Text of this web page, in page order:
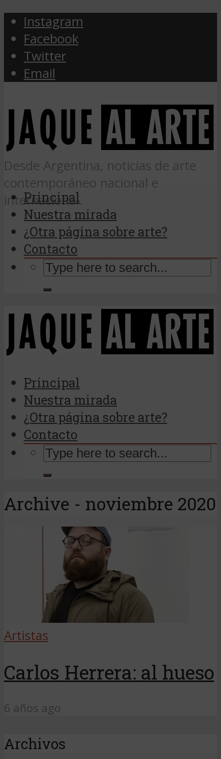
Instagram
Facebook
Twitter
Email
Desde Argentina, noticias de arte
contemporáneo nacional e
internacional.
Principal
Nuestra mirada
¿Otra página sobre arte?
Contacto
Principal
Nuestra mirada
¿Otra página sobre arte?
Contacto
Archive - noviembre 2020
Artistas
Carlos Herrera: al hueso
6 años ago
Archivos